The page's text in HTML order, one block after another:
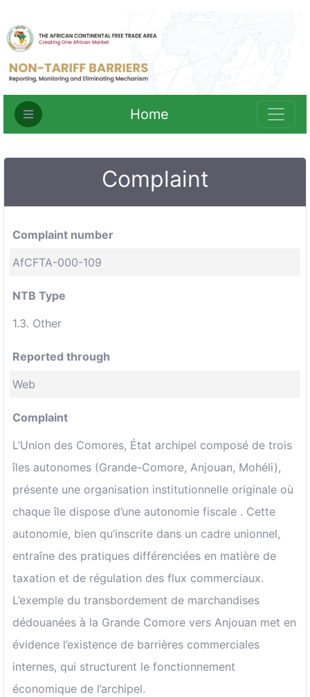
Home
Complaint
Complaint number
AfCFTA-000-109
NTB Type
1.3. Other
Reported through
Web
Complaint
L’Union des Comores, État archipel composé de trois
îles autonomes (Grande-Comore, Anjouan, Mohéli),
présente une organisation institutionnelle originale où
chaque île dispose d’une autonomie fiscale . Cette
autonomie, bien qu’inscrite dans un cadre unionnel,
entraîne des pratiques différenciées en matière de
taxation et de régulation des flux commerciaux.
L’exemple du transbordement de marchandises
dédouanées à la Grande Comore vers Anjouan met en
évidence l’existence de barrières commerciales
internes, qui structurent le fonctionnement
économique de l’archipel.